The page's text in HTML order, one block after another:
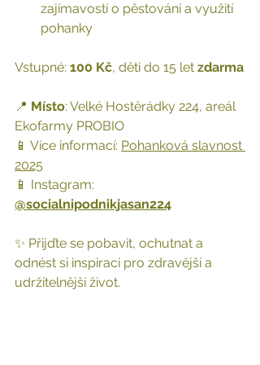
zajímavostí o pěstování a využití
pohanky
Vstupné: 100 Kč, děti do 15 let zdarma
📍 Místo: Velké Hostěrádky 224, areál
Ekofarmy PROBIO
📱 Více informací: Pohanková slavnost
2025
📱 Instagram:
@socialnipodnikjasan224
✨ Přijďte se pobavit, ochutnat a
odnést si inspiraci pro zdravější a
udržitelnější život.